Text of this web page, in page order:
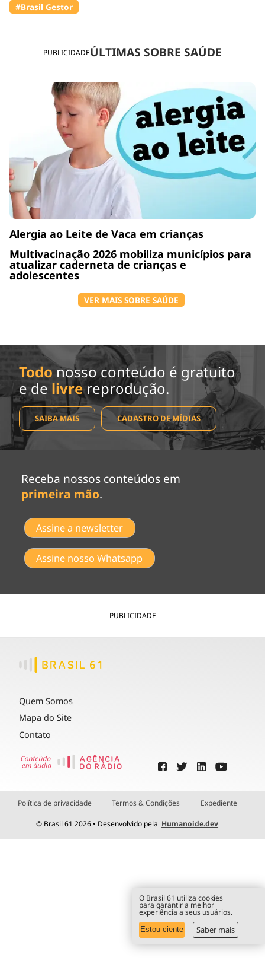
PUBLICIDADEÚLTIMAS SOBRE SAÚDE
Alergia ao Leite de Vaca em crianças
Multivacinação 2026 mobiliza municípios para
atualizar caderneta de crianças e
adolescentes
VER MAIS SOBRE SAÚDE
#Brasil Gestor
Todo nosso conteúdo é gratuito
e de livrereprodução.
SAIBA MAIS CADASTRO DE MÍDIAS
Receba nossos conteúdos em
primeira mão.
Assine a newsletter
Assine nosso Whatsapp
PUBLICIDADE
Quem Somos
Mapa do Site
Contato
Política de privacidade Termos & Condições Expediente
© Brasil 61 2026 • Desenvolvido pela Humanoide.dev
O Brasil 61 utiliza cookies
para garantir a melhor
experiência a seus usuários.
Estou ciente Saber mais